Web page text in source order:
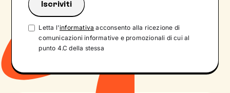
Letta l'informativa acconsento alla ricezione di
comunicazioni informative e promozionali di cui al
punto 4.C della stessa